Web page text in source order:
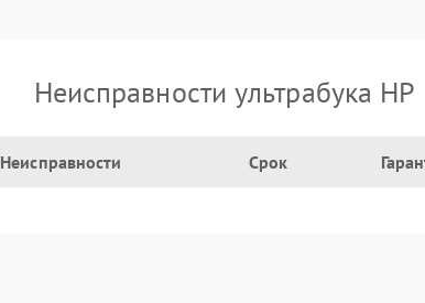
Неисправности ультрабука HP
Неисправности Срок